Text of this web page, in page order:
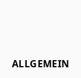
ALLGEMEIN